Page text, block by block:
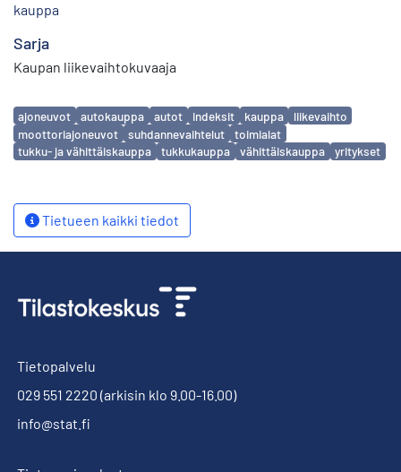
kauppa
Sarja
Kaupan liikevaihtokuvaaja
Avainsanat
ajoneuvot autokauppa autot indeksit kauppa
liikevaihto
moottoriajoneuvot
suhdannevaihtelut
toimialat
tukku- ja vähittäiskauppa
tukkukauppa vähittäiskauppa yritykset
Tietueen kaikki tiedot
Tietopalvelu
029 551 2220 (arkisin klo 9.00-16.00)
info@stat.fi